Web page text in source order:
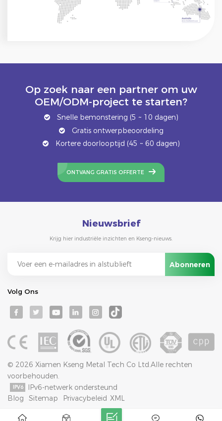
Op zoek naar een partner om uw
OEM/ODM-project te starten?
Snelle bemonstering (5 ~ 10 dagen)
Gratis ontwerpbeoordeling
Kortere doorlooptijd (45 ~ 60 dagen)
ONTVANG GRATIS OFFERTE
Nieuwsbrief
Krijg hier industriële inzichten en Kseng-nieuws.
Volg Ons
© 2026 Xiamen Kseng Metal Tech Co Ltd.Alle rechten
voorbehouden.
IPv6-netwerk ondersteund
Blog
Sitemap Privacybeleid XML